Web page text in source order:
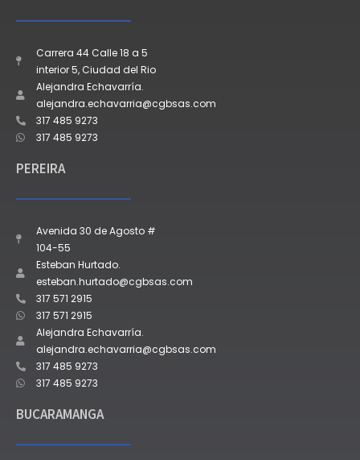
Carrera 44 Calle 18 a 5
interior 5, Ciudad del Rio
Alejandra Echavarría.
alejandra.echavarria@cgbsas.com
317 485 9273
317 485 9273
PEREIRA
Avenida 30 de Agosto #
104-55
Esteban Hurtado.
esteban.hurtado@cgbsas.com
317 571 2915
317 571 2915
Alejandra Echavarría.
alejandra.echavarria@cgbsas.com
317 485 9273
317 485 9273
BUCARAMANGA